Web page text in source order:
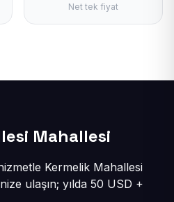
Net tek fiyat
Mahallesi
Kermelik Mahallesi
ulaşın; yılda 50 USD +